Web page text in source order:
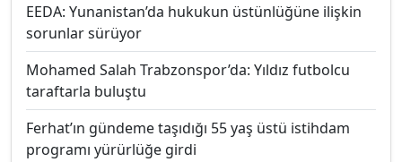
EEDA: Yunanistan’da hukukun üstünlüğüne ilişkin
sorunlar sürüyor
Mohamed Salah Trabzonspor’da: Yıldız futbolcu
taraftarla buluştu
Ferhat’ın gündeme taşıdığı 55 yaş üstü istihdam
programı yürürlüğe girdi